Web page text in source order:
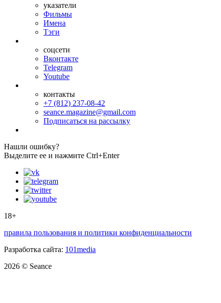
указатели
Фильмы
Имена
Тэги
соцсети
Вконтакте
Telegram
Youtube
контакты
+7 (812) 237-08-42
seance.magazine@gmail.com
Подписаться на рассылку
Нашли ошибку?
Выделите ее и нажмите Ctrl+Enter
18+
правила пользования и политики конфиденциальности
Разработка сайта: 101media
2026 © Seance